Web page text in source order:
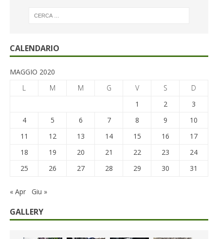
CALENDARIO
MAGGIO 2020
L
M M G V S
D
1
2
3
4
5 6 7 8 9
10
11
12 13 14 15 16
17
18
19 20 21 22 23
24
25
26 27 28 29 30 31
« Apr Giu »
GALLERY